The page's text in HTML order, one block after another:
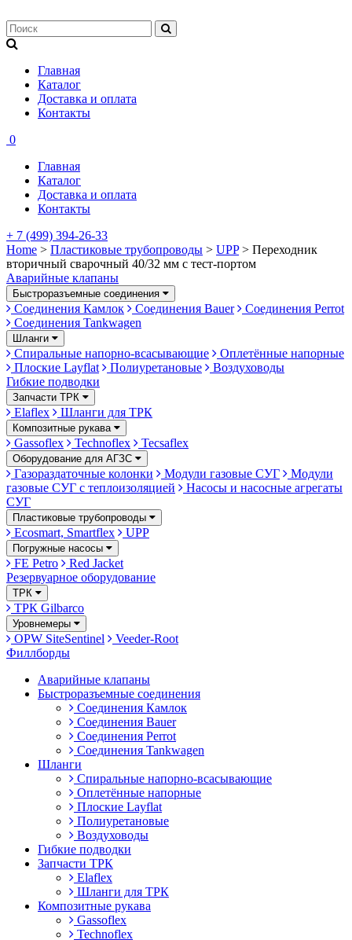
Главная
Каталог
Доставка и оплата
Контакты
0
Главная
Каталог
Доставка и оплата
Контакты
+ 7 (499) 394-26-33
Home > Пластиковые трубопроводы > UPP> Переходник
вторичный сварочный 40/32 мм с тест-портом
Аварийные клапаны
Быстроразъемные соединения
Соединения Камлок Соединения Bauer
Соединения Perrot
Соединения Tankwagen
Шланги
Спиральные напорно-всасывающие
Оплетённые напорные
Плоские Layflat
Полиуретановые
Воздуховоды
Гибкие подводки
Запчасти ТРК
Elaflex Шланги для ТРК
Композитные рукава
Gassoflex Technoflex Tecsaflex
Оборудование для АГЗС
Газораздаточные колонки Модули газовые СУГ
Модули
газовые СУГ с теплоизоляцией
Насосы и насосные агрегаты
СУГ
Пластиковые трубопроводы
Ecosmart, Smartflex UPP
Погружные насосы
FE Petro
Red Jacket
Резервуарное оборудование
ТРК
ТРК Gilbarco
Уровнемеры
OPW SiteSentinel
Veeder-Root
Филлборды
Аварийные клапаны
Быстроразъемные соединения
Соединения Камлок
Соединения Bauer
Соединения Perrot
Соединения Tankwagen
Шланги
Спиральные напорно-всасывающие
Оплетённые напорные
Плоские Layflat
Полиуретановые
Воздуховоды
Гибкие подводки
Запчасти ТРК
Elaflex
Шланги для ТРК
Композитные рукава
Gassoflex
Technoflex